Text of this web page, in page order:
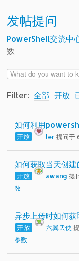
发帖提问
PowerShell交流中
数
Filter: 全部 开放
如何利用
开放 ler 提问于
如何获取当天创建
开放 awang 提
数
异步上传时如何获
开放 六翼天使
参数